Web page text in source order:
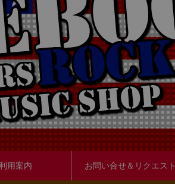
用案内 お問い合せ＆リクエスト